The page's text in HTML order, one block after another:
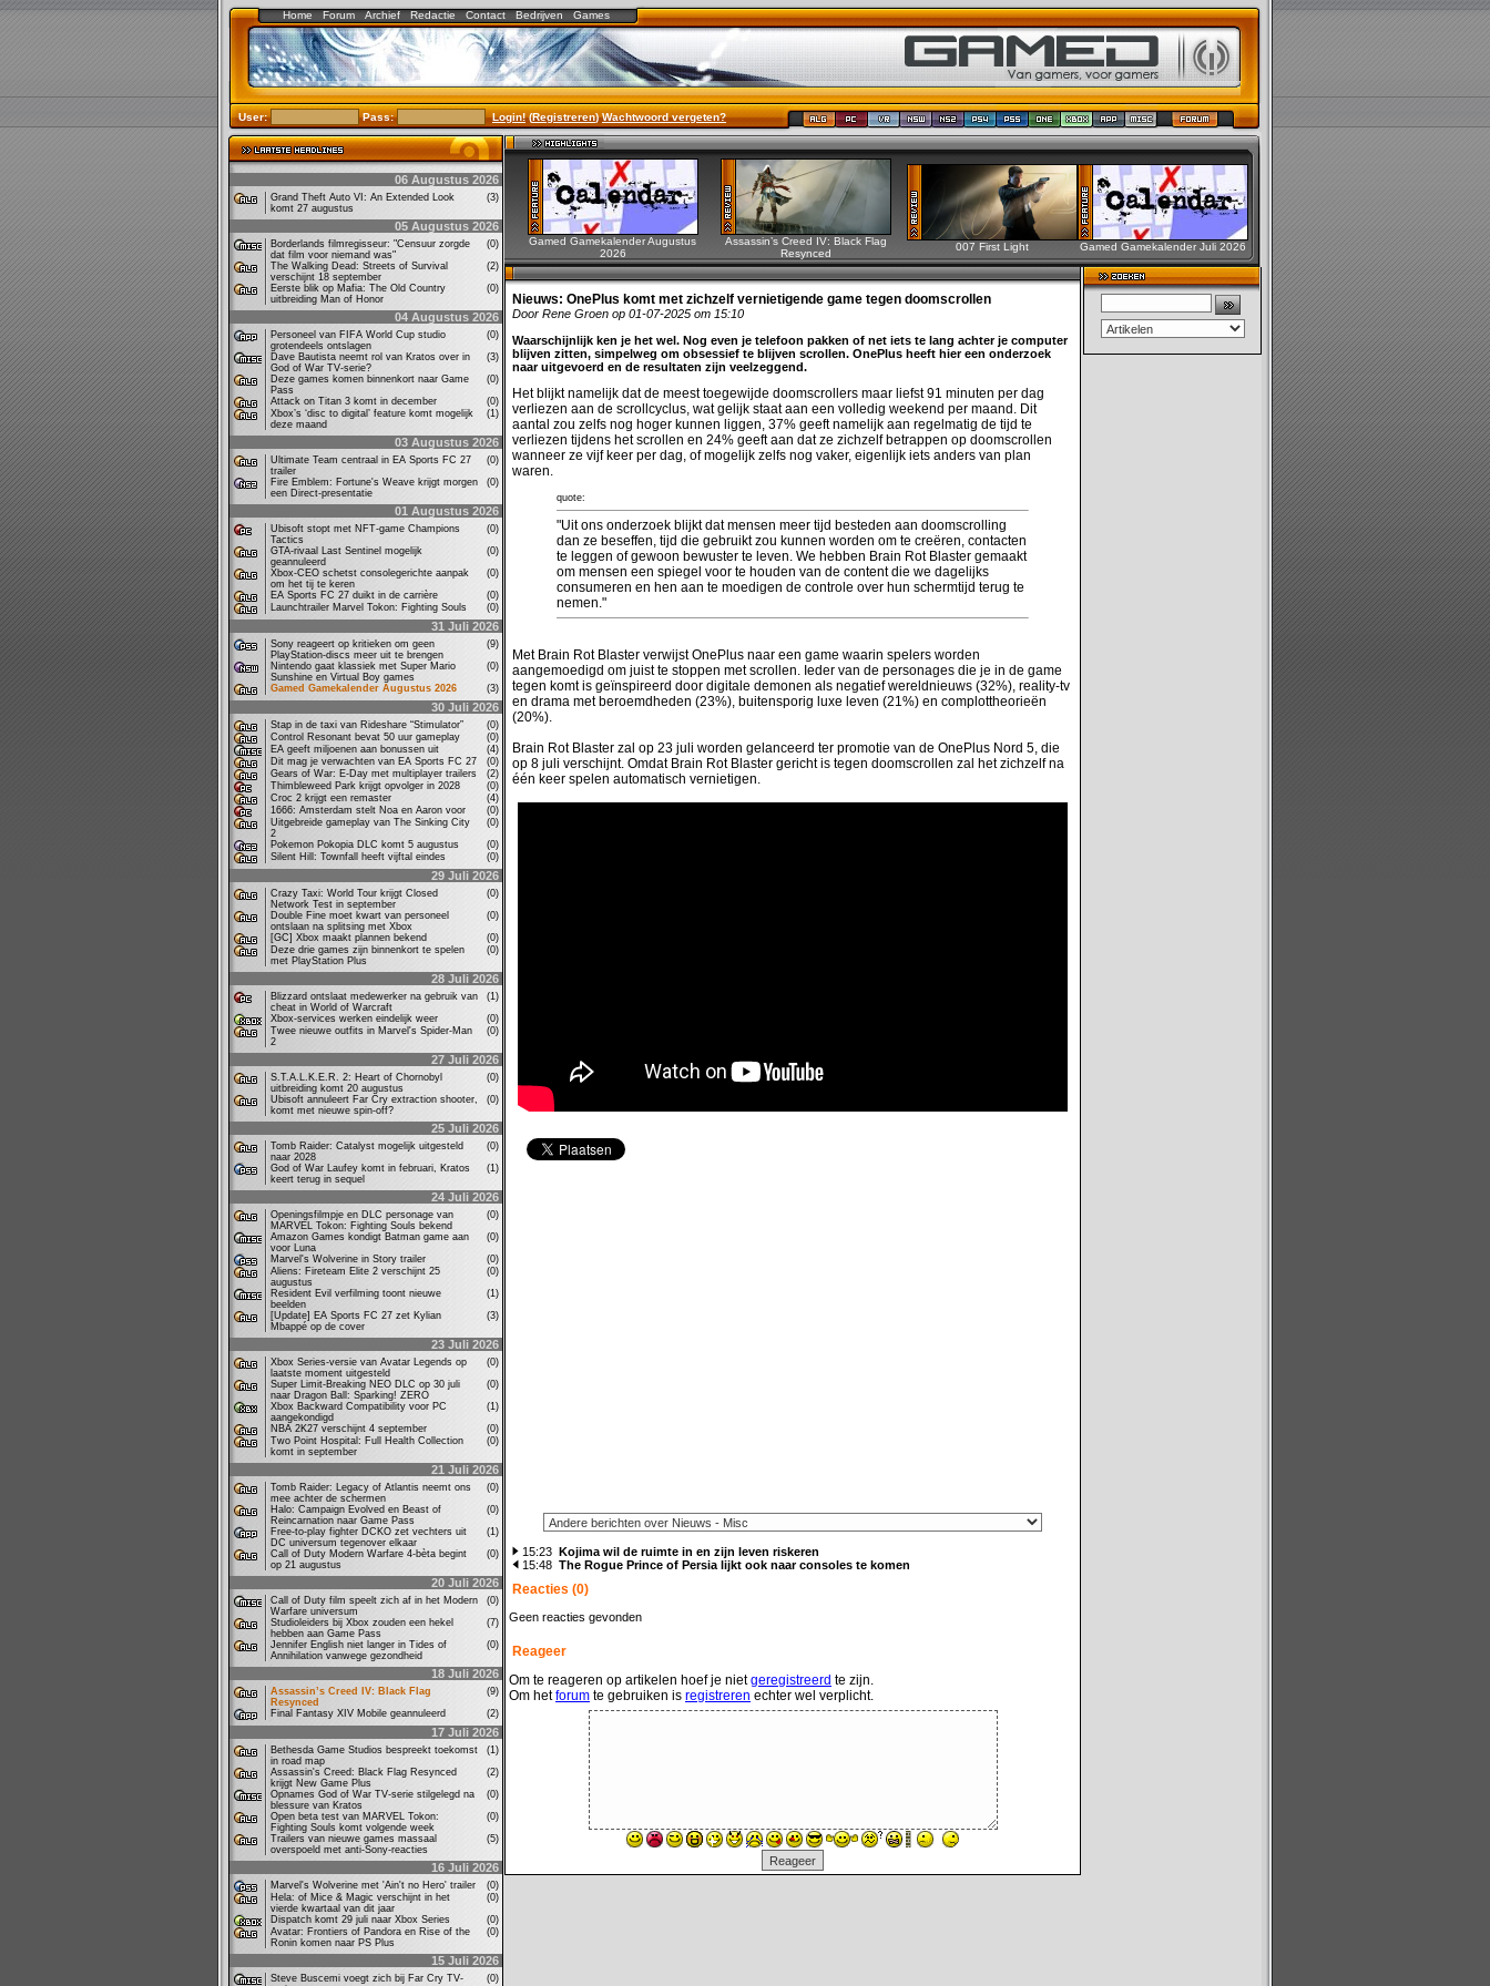
Home Forum Archief Redactie Contact Bedrijven Games
User: Pass: Login!(Registreren)Wachtwoord vergeten?
06 Augustus 2026
Grand Theft Auto VI: An Extended Look
komt 27 augustus
(3)
05 Augustus 2026
Borderlands filmregisseur: "Censuur zorgde
dat film voor niemand was"
(0)
The Walking Dead: Streets of Survival
verschijnt 18 september
(2)
Eerste blik op Mafia: The Old Country
uitbreiding Man of Honor
(0)
04 Augustus 2026
Personeel van FIFA World Cup studio
grotendeels ontslagen
(0)
Dave Bautista neemt rol van Kratos over in
God of War TV-serie?
(3)
Deze games komen binnenkort naar Game
Pass
(0)
Attack on Titan 3 komt in december
(0)
Xbox’s ‘disc to digital’ feature komt mogelijk
deze maand
(1)
03 Augustus 2026
Ultimate Team centraal in EA Sports FC 27
trailer
(0)
Fire Emblem: Fortune's Weave krijgt morgen
een Direct-presentatie
(0)
01 Augustus 2026
Ubisoft stopt met NFT-game Champions
Tactics
(0)
GTA-rivaal Last Sentinel mogelijk
geannuleerd
(0)
Xbox-CEO schetst consolegerichte aanpak
om het tij te keren
(0)
EA Sports FC 27 duikt in de carrière
(0)
Launchtrailer Marvel Tokon: Fighting Souls
(0)
31 Juli 2026
Sony reageert op kritieken om geen
PlayStation-discs meer uit te brengen
(9)
Nintendo gaat klassiek met Super Mario
Sunshine en Virtual Boy games
(0)
Gamed Gamekalender Augustus 2026
(3)
30 Juli 2026
Stap in de taxi van Rideshare “Stimulator”
(0)
Control Resonant bevat 50 uur gameplay
(0)
EA geeft miljoenen aan bonussen uit
(4)
Dit mag je verwachten van EA Sports FC 27
(0)
Gears of War: E-Day met multiplayer trailers
(2)
Thimbleweed Park krijgt opvolger in 2028
(0)
Croc 2 krijgt een remaster
(4)
1666: Amsterdam stelt Noa en Aaron voor
(0)
Uitgebreide gameplay van The Sinking City
2
(0)
Pokemon Pokopia DLC komt 5 augustus
(0)
Silent Hill: Townfall heeft vijftal eindes
(0)
29 Juli 2026
Crazy Taxi: World Tour krijgt Closed
Network Test in september
(0)
Double Fine moet kwart van personeel
ontslaan na splitsing met Xbox
(0)
[GC] Xbox maakt plannen bekend
(0)
Deze drie games zijn binnenkort te spelen
met PlayStation Plus
(0)
28 Juli 2026
Blizzard ontslaat medewerker na gebruik van
cheat in World of Warcraft
(1)
Xbox-services werken eindelijk weer
(0)
Twee nieuwe outfits in Marvel's Spider-Man
2
(0)
27 Juli 2026
S.T.A.L.K.E.R. 2: Heart of Chornobyl
uitbreiding komt 20 augustus
(0)
Ubisoft annuleert Far Cry extraction shooter,
komt met nieuwe spin-off?
(0)
25 Juli 2026
Tomb Raider: Catalyst mogelijk uitgesteld
naar 2028
(0)
God of War Laufey komt in februari, Kratos
keert terug in sequel
(1)
24 Juli 2026
Openingsfilmpje en DLC personage van
MARVEL Tokon: Fighting Souls bekend
(0)
Amazon Games kondigt Batman game aan
voor Luna
(0)
Marvel's Wolverine in Story trailer
(0)
Aliens: Fireteam Elite 2 verschijnt 25
augustus
(0)
Resident Evil verfilming toont nieuwe
beelden
(1)
[Update] EA Sports FC 27 zet Kylian
Mbappé op de cover
(3)
23 Juli 2026
Xbox Series-versie van Avatar Legends op
laatste moment uitgesteld
(0)
Super Limit-Breaking NEO DLC op 30 juli
naar Dragon Ball: Sparking! ZERO
(0)
Xbox Backward Compatibility voor PC
aangekondigd
(1)
NBA 2K27 verschijnt 4 september
(0)
Two Point Hospital: Full Health Collection
komt in september
(0)
21 Juli 2026
Tomb Raider: Legacy of Atlantis neemt ons
mee achter de schermen
(0)
Halo: Campaign Evolved en Beast of
Reincarnation naar Game Pass
(0)
Free-to-play fighter DCKO zet vechters uit
DC universum tegenover elkaar
(1)
Call of Duty Modern Warfare 4-bèta begint
op 21 augustus
(0)
20 Juli 2026
Call of Duty film speelt zich af in het Modern
Warfare universum
(0)
Studioleiders bij Xbox zouden een hekel
hebben aan Game Pass
(7)
Jennifer English niet langer in Tides of
Annihilation vanwege gezondheid
(0)
18 Juli 2026
Assassin’s Creed IV: Black Flag
Resynced
(9)
Final Fantasy XIV Mobile geannuleerd
(2)
17 Juli 2026
Bethesda Game Studios bespreekt toekomst
in road map
(1)
Assassin's Creed: Black Flag Resynced
krijgt New Game Plus
(2)
Opnames God of War TV-serie stilgelegd na
blessure van Kratos
(0)
Open beta test van MARVEL Tokon:
Fighting Souls komt volgende week
(0)
Trailers van nieuwe games massaal
overspoeld met anti-Sony-reacties
(5)
16 Juli 2026
Marvel's Wolverine met 'Ain't no Hero' trailer
(0)
Hela: of Mice & Magic verschijnt in het
vierde kwartaal van dit jaar
(0)
Dispatch komt 29 juli naar Xbox Series
(0)
Avatar: Frontiers of Pandora en Rise of the
Ronin komen naar PS Plus
(0)
15 Juli 2026
Steve Buscemi voegt zich bij Far Cry TV-
(0)
Gamed Gamekalender Augustus
2026
Assassin’s Creed IV: Black Flag
Resynced
007 First Light Gamed Gamekalender Juli 2026
Nieuws: OnePlus komt met zichzelf vernietigende game tegen doomscrollen
Door Rene Groen op 01-07-2025 om 15:10
Waarschijnlijk ken je het wel. Nog even je telefoon pakken of net iets te lang achter je computer
blijven zitten, simpelweg om obsessief te blijven scrollen. OnePlus heeft hier een onderzoek
naar uitgevoerd en de resultaten zijn veelzeggend.
Het blijkt namelijk dat de meest toegewijde doomscrollers maar liefst 91 minuten per dag
verliezen aan de scrollcyclus, wat gelijk staat aan een volledig weekend per maand. Dit
aantal zou zelfs nog hoger kunnen liggen, 37% geeft namelijk aan regelmatig de tijd te
verliezen tijdens het scrollen en 24% geeft aan dat ze zichzelf betrappen op doomscrollen
wanneer ze vijf keer per dag, of mogelijk zelfs nog vaker, eigenlijk iets anders van plan
waren.
quote:
"Uit ons onderzoek blijkt dat mensen meer tijd besteden aan doomscrolling
dan ze beseffen, tijd die gebruikt zou kunnen worden om te creëren, contacten
te leggen of gewoon bewuster te leven. We hebben Brain Rot Blaster gemaakt
om mensen een spiegel voor te houden van de content die we dagelijks
consumeren en hen aan te moedigen de controle over hun schermtijd terug te
nemen."
Met Brain Rot Blaster verwijst OnePlus naar een game waarin spelers worden
aangemoedigd om juist te stoppen met scrollen. Ieder van de personages die je in de game
tegen komt is geïnspireerd door digitale demonen als negatief wereldnieuws (32%), reality-tv
en drama met beroemdheden (23%), buitensporig luxe leven (21%) en complottheorieën
(20%).
Brain Rot Blaster zal op 23 juli worden gelanceerd ter promotie van de OnePlus Nord 5, die
op 8 juli verschijnt. Omdat Brain Rot Blaster gericht is tegen doomscrollen zal het zichzelf na
één keer spelen automatisch vernietigen.
15:23 Kojima wil de ruimte in en zijn leven riskeren
15:48 The Rogue Prince of Persia lijkt ook naar consoles te komen
Reacties (0)
Geen reacties gevonden
Reageer
Om te reageren op artikelen hoef je nietgeregistreerd te zijn.
Om hetforum te gebruiken is registreren echter wel verplicht.